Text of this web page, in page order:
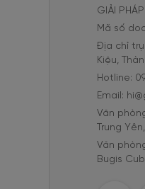
GIẢI
Mã số
Địa chỉ
Kiệu,
Hotline:
Email:
Văn
Trung
Văn
Bugis